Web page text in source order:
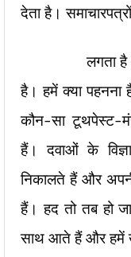
देता है।
लगता है हमारा
है। हमें क्या पहनना
कौन-सा टूथपेस्ट-
हैं। दवाओं के
निकालते हैं और
हैं। हद तो तब हो
साथ आते हैं और हमें